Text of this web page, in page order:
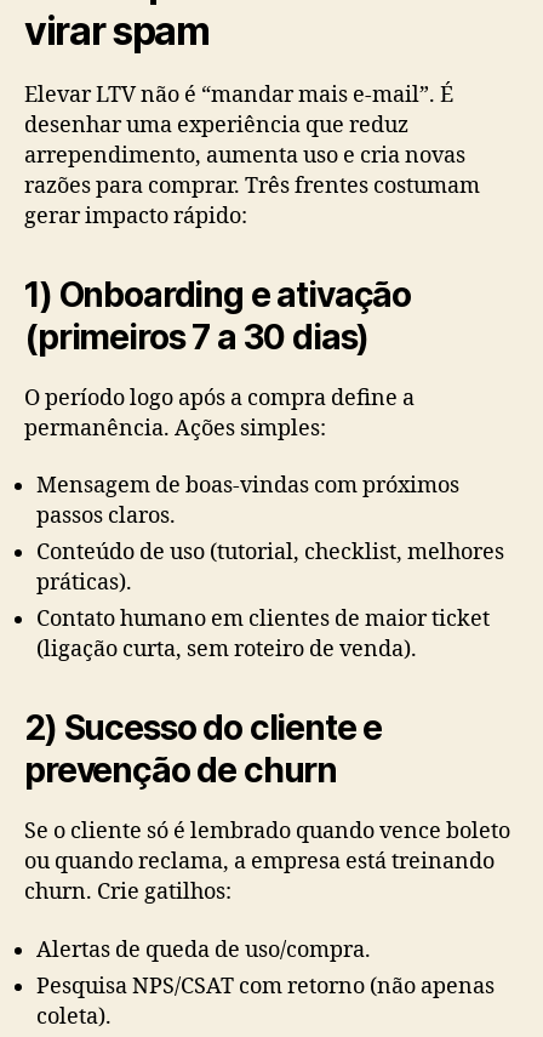
virar spam
Elevar LTV não é “mandar mais e-mail”. É
desenhar uma experiência que reduz
arrependimento, aumenta uso e cria novas
razões para comprar. Três frentes costumam
gerar impacto rápido:
1) Onboarding e ativação
(primeiros 7 a 30 dias)
O período logo após a compra define a
permanência. Ações simples:
Mensagem de boas-vindas com próximos
passos claros.
Conteúdo de uso (tutorial, checklist, melhores
práticas).
Contato humano em clientes de maior ticket
(ligação curta, sem roteiro de venda).
2) Sucesso do cliente e
prevenção de churn
Se o cliente só é lembrado quando vence boleto
ou quando reclama, a empresa está treinando
churn. Crie gatilhos:
Alertas de queda de uso/compra.
Pesquisa NPS/CSAT com retorno (não apenas
coleta).